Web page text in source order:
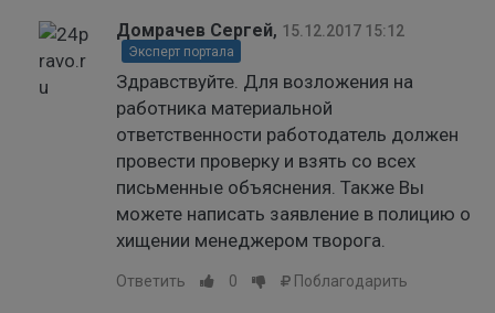
Домрачев Сергей, 15.12.2017 15:12
Эксперт портала
Здравствуйте. Для возложения на
работника материальной
ответственности работодатель должен
провести проверку и взять со всех
письменные объяснения. Также Вы
можете написать заявление в полицию о
хищении менеджером творога.
Ответить 0 Поблагодарить